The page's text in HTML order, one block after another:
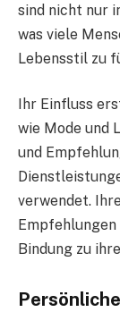
sind nicht nur
was viele
Lebensstil zu
Ihr Einfluss
wie Mode und
und
verwendet.
Bindung zu